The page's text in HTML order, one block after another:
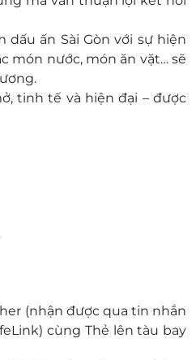
dấu ấn Sài Gòn với sự hiện
món nước, món ăn vặt… sẽ
tinh tế và hiện đại – được
phong thái của từng con
đến với dịch vụ Phòng
(nhận được qua tin nhắn
cùng Thẻ lên tàu bay